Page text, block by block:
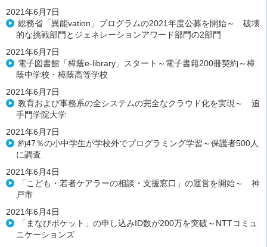
2021年6月7日
総務省「異能vation」プログラムの2021年度公募を開始～ 破壊
的な挑戦部門とジェネレーションアワード部門の2部門
2021年6月7日
電子図書館「樟蔭e-library」スタート～電子書籍200冊契約～樟
蔭中学校・樟蔭高等学校
2021年6月7日
教育および事務系の全システムの完全なクラウド化を実現～ 追
手門学院大学
2021年6月7日
約47％の小中学生が学校外でプログラミング学習～保護者500人
に調査
2021年6月4日
「こども・若者ケアラーの相談・支援窓口」の運営を開始～ 神
戸市
2021年6月4日
「まなびポケット」の申し込みID数が200万を突破～NTTコミュ
ニケーションズ